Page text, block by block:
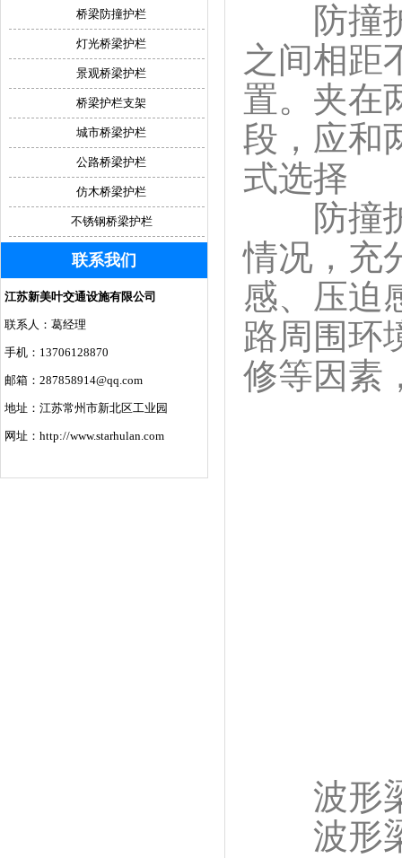
防撞护
之间相距
置。夹在
段，应和
式选择
防撞护
情况，充
感、压迫
路周围环
修等因素
波形梁
波形梁
桥梁防撞护栏
灯光桥梁护栏
景观桥梁护栏
桥梁护栏支架
城市桥梁护栏
公路桥梁护栏
仿木桥梁护栏
不锈钢桥梁护栏
联系我们
江苏新美叶交通设施有限公司
联系人：葛经理
手机：13706128870
邮箱：287858914@qq.com
地址：江苏常州市新北区工业园
网址：http://www.starhulan.com